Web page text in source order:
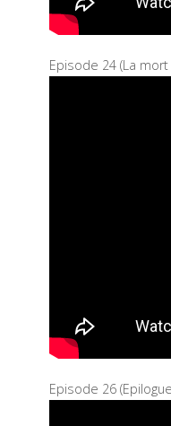
Episode 24 (La mort
Episode 26